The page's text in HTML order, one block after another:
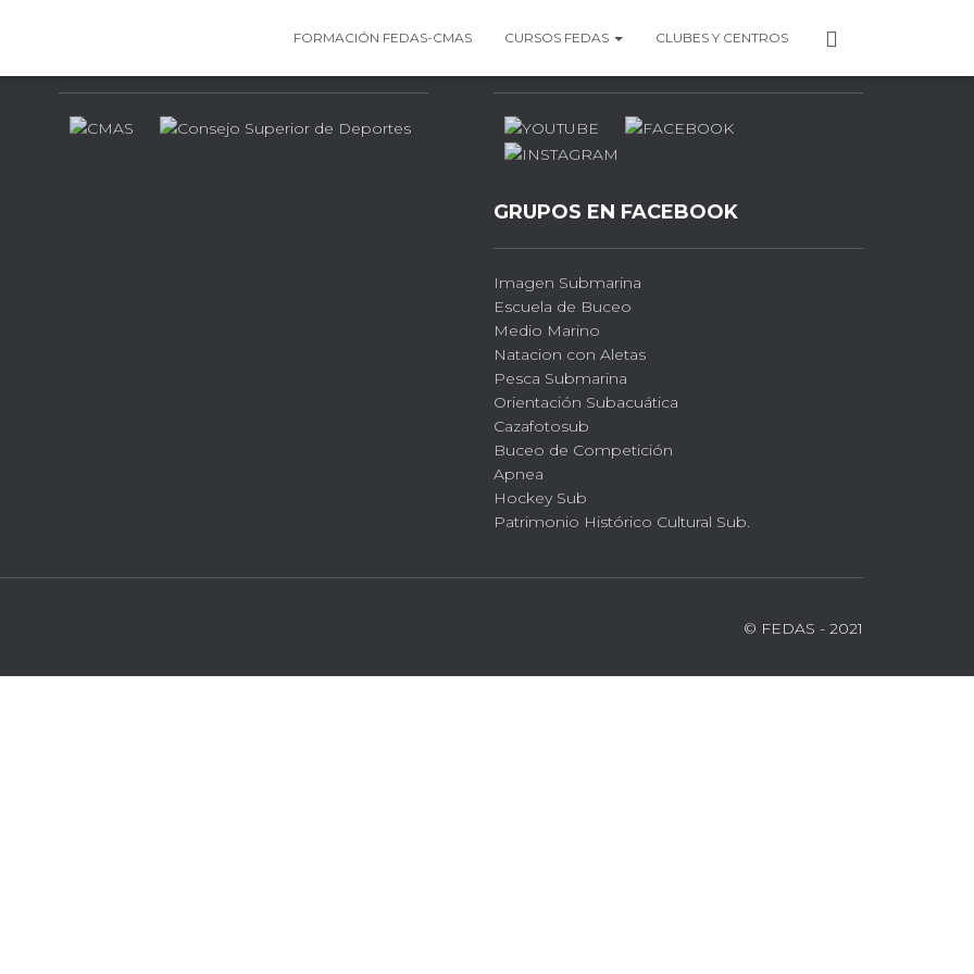
FORMACIÓN FEDAS-CMAS CURSOS FEDAS CLUBES Y CENTROS
R
GRUPOS EN FACEBOOK
Imagen Submarina
Escuela de Buceo
Medio Marino
Natacion con Aletas
Pesca Submarina
Orientación Subacuática
Cazafotosub
Buceo de Competición
Apnea
Hockey Sub
Patrimonio Histórico Cultural Sub.
© FEDAS - 2021